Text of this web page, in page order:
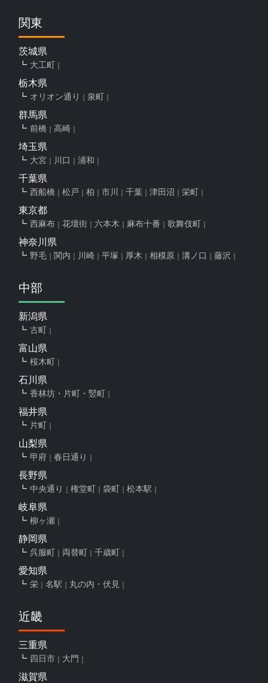
関東
茨城県
大工町
栃木県
オリオン通り 泉町
群馬県
前橋 高崎
埼玉県
大宮 川口 浦和
千葉県
西船橋 松戸 柏 市川 千葉 津田沼 栄町
東京都
西麻布 花壇街 六本木 麻布十番 歌舞伎町
神奈川県
野毛 関内 川崎 平塚 厚木 相模原 溝ノ口 藤沢
中部
新潟県
古町
富山県
桜木町
石川県
香林坊・片町・竪町
福井県
片町
山梨県
甲府 春日通り
長野県
中央通り 権堂町 袋町 松本駅
岐阜県
柳ヶ瀬
静岡県
呉服町 両替町 千歳町
愛知県
栄 名駅 丸の内・伏見
近畿
三重県
四日市 大門
滋賀県